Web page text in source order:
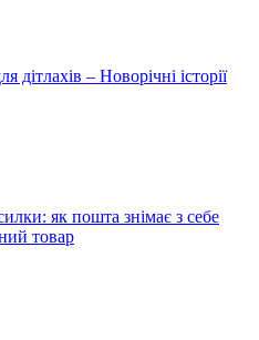
– Новорічні історії
як пошта знімає з себе
товар